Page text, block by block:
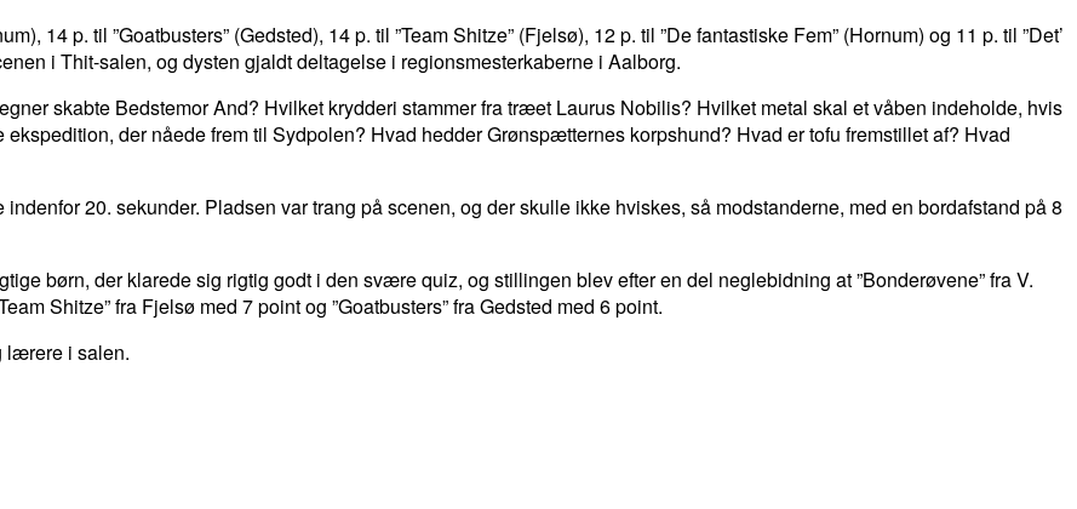
14 p. til ”Goatbusters” (Gedsted), 14 p. til ”Team Shitze” (Fjelsø), 12 p. til ”De fantastiske Fem” (Hornum) og 11 p. til ”Det’
i Thit-salen, og dysten gjaldt deltagelse i regionsmesterkaberne i Aalborg.
skabte Bedstemor And? Hvilket krydderi stammer fra træet Laurus Nobilis? Hvilket metal skal et våben indeholde, hvis
der nåede frem til Sydpolen? Hvad hedder Grønspætternes korpshund? Hvad er tofu fremstillet af? Hvad
20. sekunder. Pladsen var trang på scenen, og der skulle ikke hviskes, så modstanderne, med en bordafstand på 8
børn, der klarede sig rigtig godt i den svære quiz, og stillingen blev efter en del neglebidning at ”Bonderøvene” fra V.
Shitze” fra Fjelsø med 7 point og ”Goatbusters” fra Gedsted med 6 point.
lærere i salen.